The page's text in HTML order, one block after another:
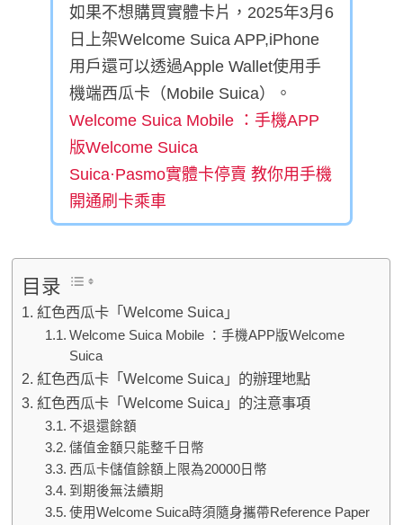
如果不想購買實體卡片，2025年3月6
日上架Welcome Suica APP,iPhone
用戶還可以透過Apple Wallet使用手
機端西瓜卡（Mobile Suica）。
Welcome Suica Mobile ：手機APP
版Welcome Suica
Suica·Pasmo實體卡停賣 教你用手機
開通刷卡乘車
目录
紅色西瓜卡「Welcome Suica」
Welcome Suica Mobile ：手機APP版Welcome
Suica
紅色西瓜卡「Welcome Suica」的辦理地點
紅色西瓜卡「Welcome Suica」的注意事項
不退還餘額
儲值金額只能整千日幣
西瓜卡儲值餘額上限為20000日幣
到期後無法續期
使用Welcome Suica時須隨身攜帶Reference Paper